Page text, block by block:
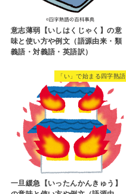
意志薄弱【いしはくじゃく】の意
味と使い方や例文（語源由来・類
義語・対義語・英語訳）
「い」で始まる四字熟語
一旦緩急【いったんかんきゅう】